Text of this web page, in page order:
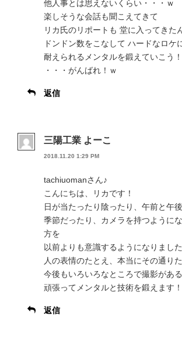
他人事とは思えないくらい・・・ｗ
楽しそうな会話も聞こえてきて
リカ氏のリポートも 堂に入ってきた
ドンドン数をこなして ハードなロケ
耐えられるメンタルを鍛えていこう
・・・がんばれ！ｗ
返信
三陽工業 よーこ
2018.11.20 1:29 PM
tachiuomanさん♪
こんにちは、リカです！
日が当たったり陰ったり、午前と午
季節だったり、カメラを持つように
方を
以前よりも意識するようになりまし
人の表情のたとえ、本当にその通り
今後もいろいろなところで撮影があ
頑張ってメンタルと技術を鍛えます
返信